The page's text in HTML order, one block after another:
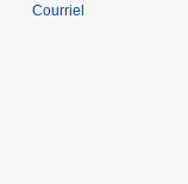
Courriel